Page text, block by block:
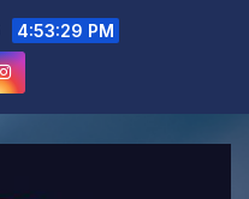
4:53:31 PM